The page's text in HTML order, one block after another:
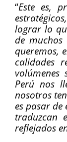
“Este es,
lograr lo
de
queremos,
calidades
volúmenes
Perú nos
nosotros
es pasar de
traduzcan
reflejados